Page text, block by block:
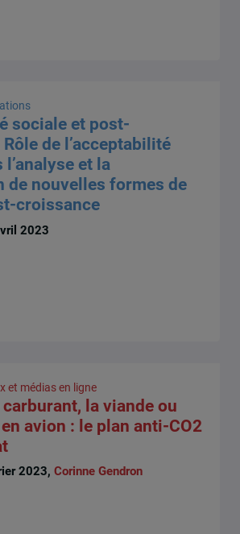
sociale et post-
de l’acceptabilité
et la
de nouvelles formes de
croissance
2023
et médias en ligne
la viande ou
avion : le plan anti-CO2
2023,Corinne Gendron